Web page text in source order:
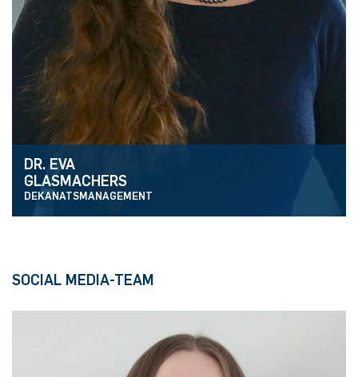
DR. EVA
GLASMACHERS
DEKANATSMANAGEMENT
SOCIAL MEDIA-TEAM